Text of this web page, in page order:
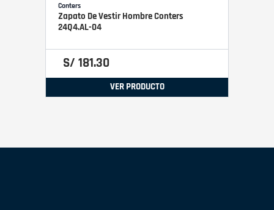
Conters
Zapato De Vestir Hombre Conters
24Q4.AL-04
S/ 181.30
VER PRODUCTO